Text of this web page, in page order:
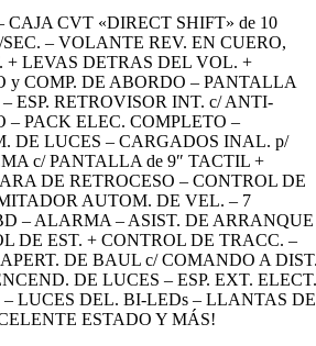
CAJA CVT «DIRECT SHIFT» de 10
– VOLANTE REV. EN CUERO,
+ LEVAS DETRAS DEL VOL. +
y COMP. DE ABORDO – PANTALLA
ESP. RETROVISOR INT. c/ ANTI-
PACK ELEC. COMPLETO –
DE LUCES – CARGADOS INAL. p/
c/ PANTALLA de 9″ TACTIL +
DE RETROCESO – CONTROL DE
AUTOM. DE VEL. – 7
– ALARMA – ASIST. DE ARRANQUE
DE EST. + CONTROL DE TRACC. –
DE BAUL c/ COMANDO A
DE LUCES – ESP. EXT. ELECT.
LUCES DEL. BI-LEDs – LLANTAS DE
ESTADO Y MÁS!